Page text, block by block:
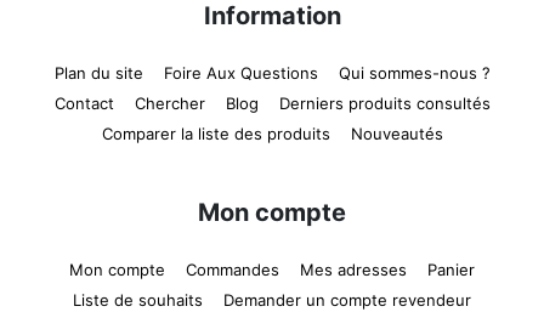
Information
Plan du site Foire Aux Questions
Qui sommes-nous ?
Contact
Chercher Blog
Derniers produits consultés
Comparer la liste des produits
Nouveautés
Mon compte
Mon compte Commandes Mes adresses
Panier
Liste de souhaits
Demander un compte revendeur